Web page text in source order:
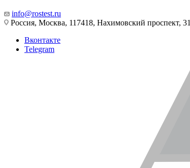
info@rostest.ru
Россия, Москва, 117418, Нахимовский проспект, 31
Вконтакте
Telegram